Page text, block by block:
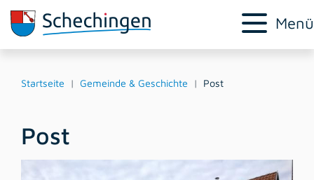
Menü
Startseite Gemeinde & Geschichte Post
Post